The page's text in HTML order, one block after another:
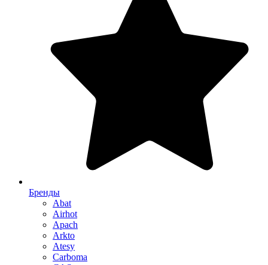
Бренды
Abat
Airhot
Apach
Arkto
Atesy
Carboma